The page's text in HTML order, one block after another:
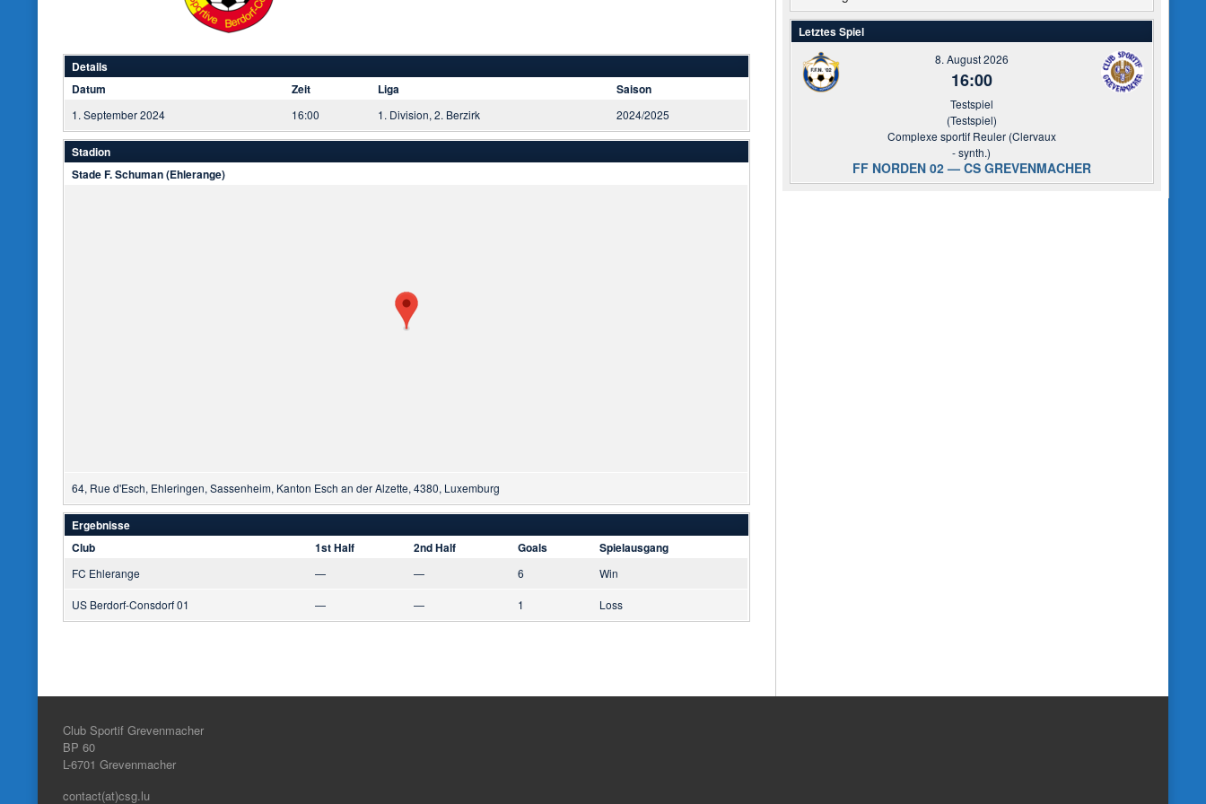
Details
Datum
Zeit Liga Saison
1. September 2024 16:00 1. Division, 2. Berzirk 2024/2025
Stadion
Stade F. Schuman (Ehlerange)
64, Rue d'Esch, Ehleringen, Sassenheim, Kanton Esch an der Alzette, 4380, Luxemburg
Ergebnisse
Club
1st Half 2nd Half Goals Spielausgang
FC Ehlerange — — 6 Win
US Berdorf-Consdorf 01 — — 1 Loss
Letztes Spiel
8. August 2026
16:00
Testspiel
(Testspiel)
Complexe sportif Reuler (Clervaux
- synth.)
FF NORDEN 02 — CS GREVENMACHER
Club Sportif Grevenmacher
BP 60
L-6701 Grevenmacher
contact(at)csg.lu